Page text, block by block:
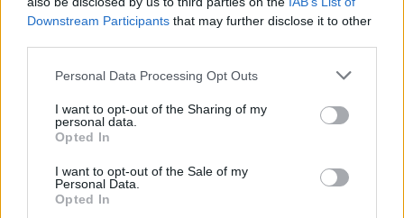
Downstream Participants that may further disclose it to other
Please note that this website/app uses one or more Google
not limited to your visit or usage behaviour. You may click to
grant or deny consent to Google and its third-party tags to
use your data for below specified purposes in below Google
consent section.
Personal Data Processing Opt Outs
I want to opt-out of the Sharing of my
personal data.
Opted In
I want to opt-out of the Sale of my
Personal Data.
Opted In